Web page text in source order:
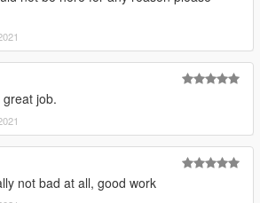
job.
not bad at all, good work